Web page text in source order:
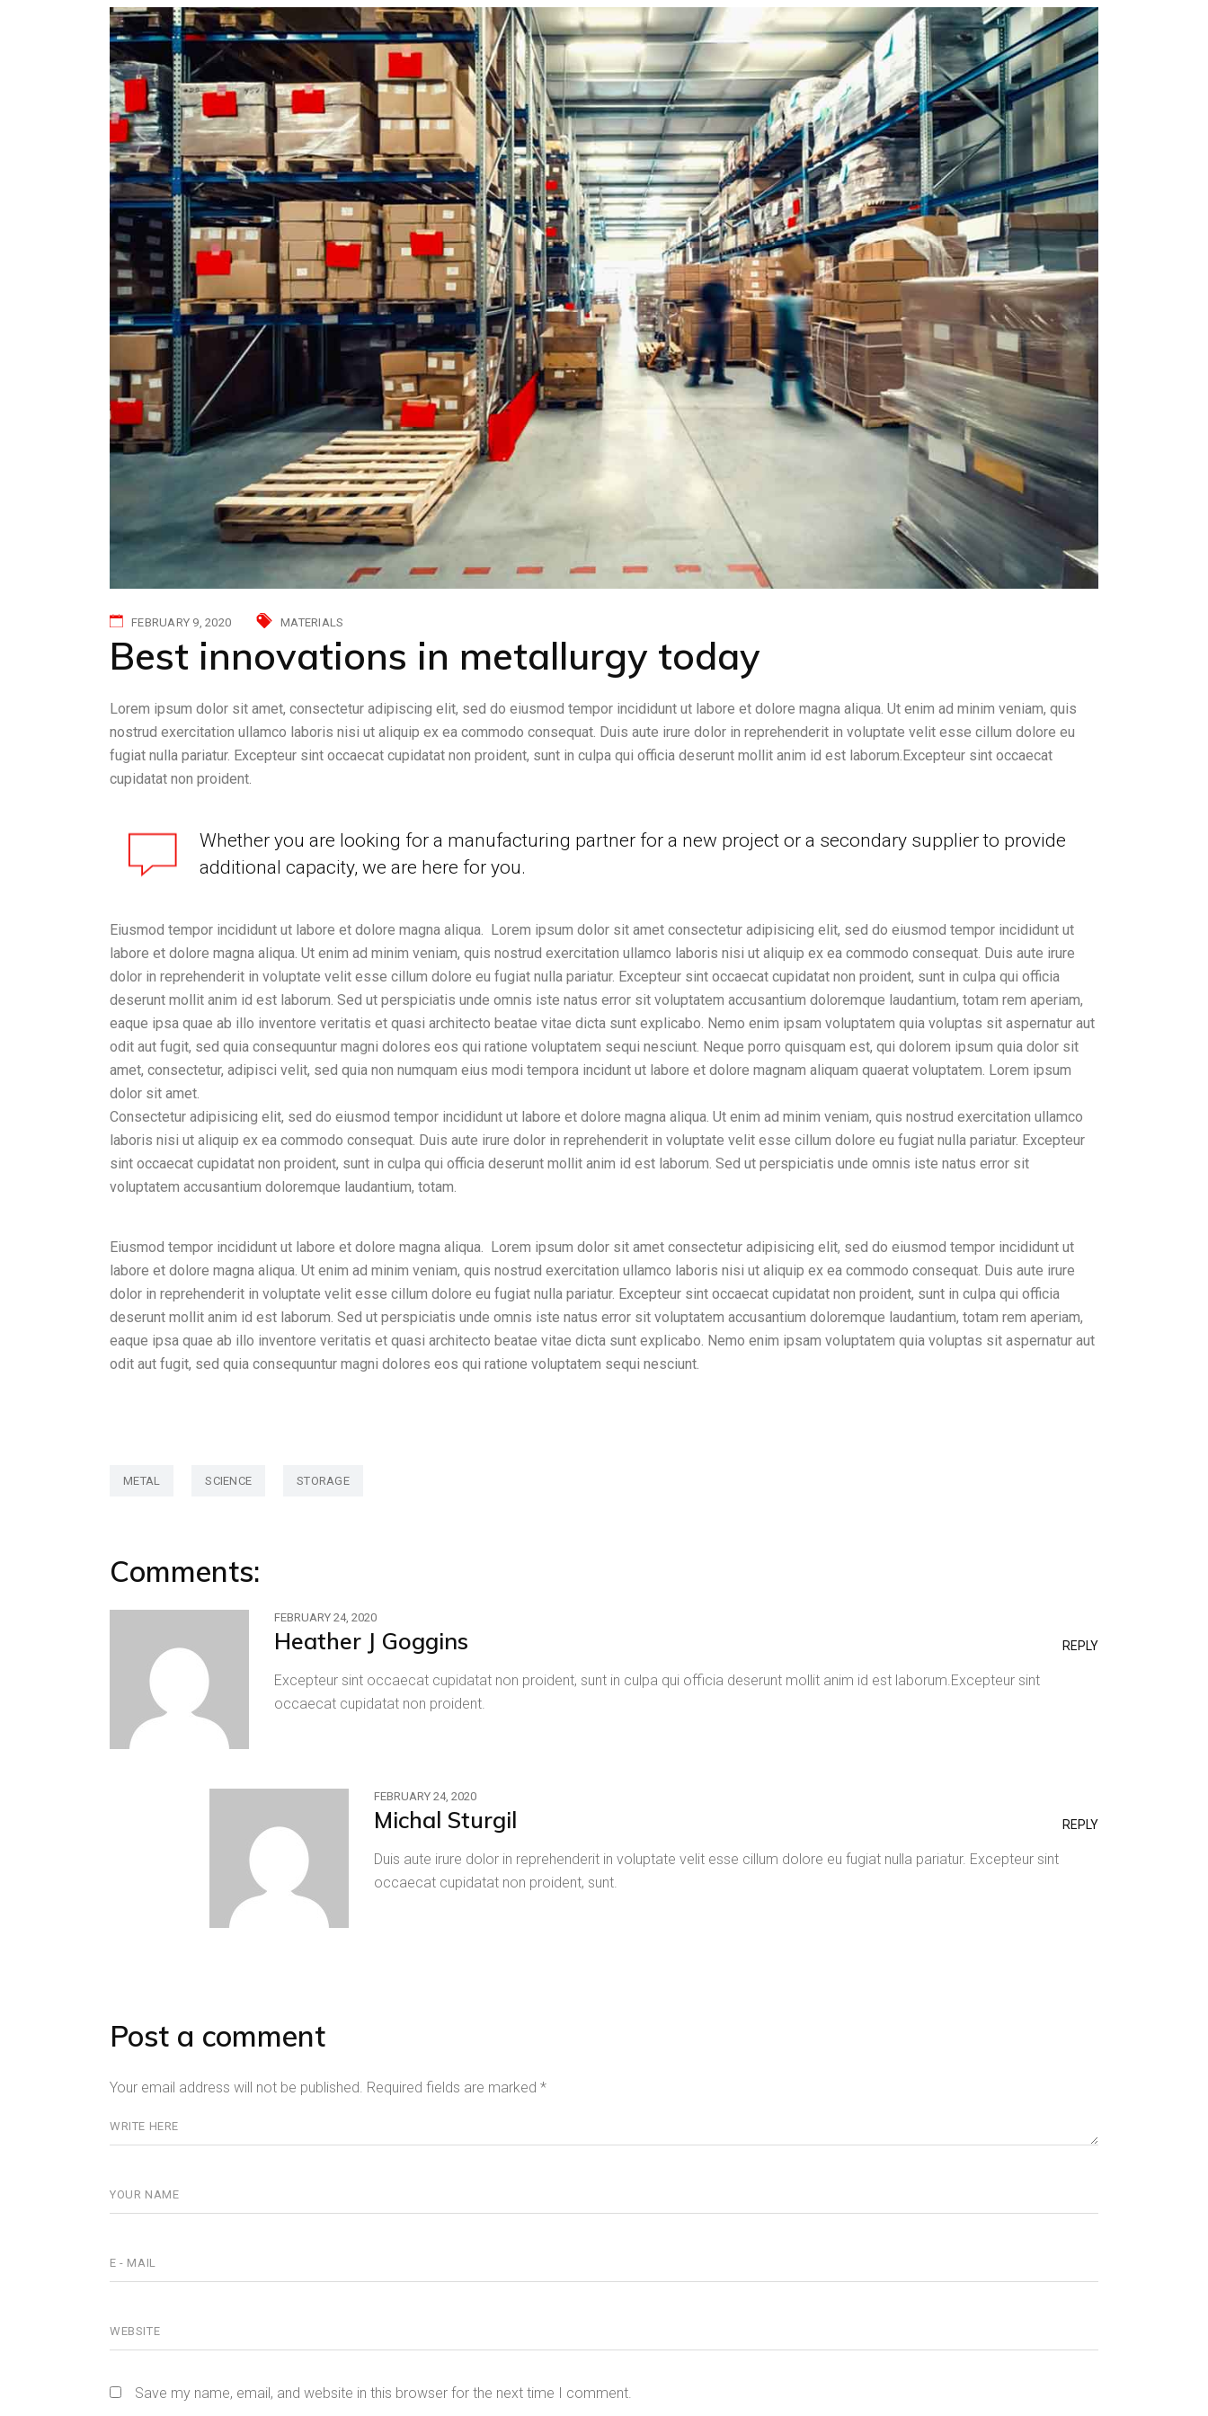
FEBRUARY 9, 2020 MATERIALS
Best innovations in metallurgy today
Lorem ipsum dolor sit amet, consectetur adipiscing elit, sed do eiusmod tempor incididunt ut labore et dolore magna aliqua. Ut enim ad minim veniam, quis
nostrud exercitation ullamco laboris nisi ut aliquip ex ea commodo consequat. Duis aute irure dolor in reprehenderit in voluptate velit esse cillum dolore eu
fugiat nulla pariatur. Excepteur sint occaecat cupidatat non proident, sunt in culpa qui officia deserunt mollit anim id est laborum.Excepteur sint occaecat
cupidatat non proident.
Whether you are looking for a manufacturing partner for a new project or a secondary supplier to provide
additional capacity, we are here for you.
Eiusmod tempor incididunt ut labore et dolore magna aliqua. Lorem ipsum dolor sit amet consectetur adipisicing elit, sed do eiusmod tempor incididunt ut
labore et dolore magna aliqua. Ut enim ad minim veniam, quis nostrud exercitation ullamco laboris nisi ut aliquip ex ea commodo consequat. Duis aute irure
dolor in reprehenderit in voluptate velit esse cillum dolore eu fugiat nulla pariatur. Excepteur sint occaecat cupidatat non proident, sunt in culpa qui officia
deserunt mollit anim id est laborum. Sed ut perspiciatis unde omnis iste natus error sit voluptatem accusantium doloremque laudantium, totam rem aperiam,
eaque ipsa quae ab illo inventore veritatis et quasi architecto beatae vitae dicta sunt explicabo. Nemo enim ipsam voluptatem quia voluptas sit aspernatur aut
odit aut fugit, sed quia consequuntur magni dolores eos qui ratione voluptatem sequi nesciunt. Neque porro quisquam est, qui dolorem ipsum quia dolor sit
amet, consectetur, adipisci velit, sed quia non numquam eius modi tempora incidunt ut labore et dolore magnam aliquam quaerat voluptatem. Lorem ipsum
dolor sit amet.
Consectetur adipisicing elit, sed do eiusmod tempor incididunt ut labore et dolore magna aliqua. Ut enim ad minim veniam, quis nostrud exercitation ullamco
laboris nisi ut aliquip ex ea commodo consequat. Duis aute irure dolor in reprehenderit in voluptate velit esse cillum dolore eu fugiat nulla pariatur. Excepteur
sint occaecat cupidatat non proident, sunt in culpa qui officia deserunt mollit anim id est laborum. Sed ut perspiciatis unde omnis iste natus error sit
voluptatem accusantium doloremque laudantium, totam.
Eiusmod tempor incididunt ut labore et dolore magna aliqua. Lorem ipsum dolor sit amet consectetur adipisicing elit, sed do eiusmod tempor incididunt ut
labore et dolore magna aliqua. Ut enim ad minim veniam, quis nostrud exercitation ullamco laboris nisi ut aliquip ex ea commodo consequat. Duis aute irure
dolor in reprehenderit in voluptate velit esse cillum dolore eu fugiat nulla pariatur. Excepteur sint occaecat cupidatat non proident, sunt in culpa qui officia
deserunt mollit anim id est laborum. Sed ut perspiciatis unde omnis iste natus error sit voluptatem accusantium doloremque laudantium, totam rem aperiam,
eaque ipsa quae ab illo inventore veritatis et quasi architecto beatae vitae dicta sunt explicabo. Nemo enim ipsam voluptatem quia voluptas sit aspernatur aut
odit aut fugit, sed quia consequuntur magni dolores eos qui ratione voluptatem sequi nesciunt.
METAL SCIENCE STORAGE
Comments:
FEBRUARY 24, 2020
Heather J Goggins REPLY
Excepteur sint occaecat cupidatat non proident, sunt in culpa qui officia deserunt mollit anim id est laborum.Excepteur sint
occaecat cupidatat non proident.
FEBRUARY 24, 2020
Michal Sturgil REPLY
Duis aute irure dolor in reprehenderit in voluptate velit esse cillum dolore eu fugiat nulla pariatur. Excepteur sint
occaecat cupidatat non proident, sunt.
Post a comment
Your email address will not be published. Required fields are marked *
Save my name, email, and website in this browser for the next time I comment.